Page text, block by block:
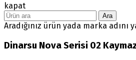
kapat
Ara
Aradığınız ürün yada marka adını
Dinarsu Nova Serisi 02